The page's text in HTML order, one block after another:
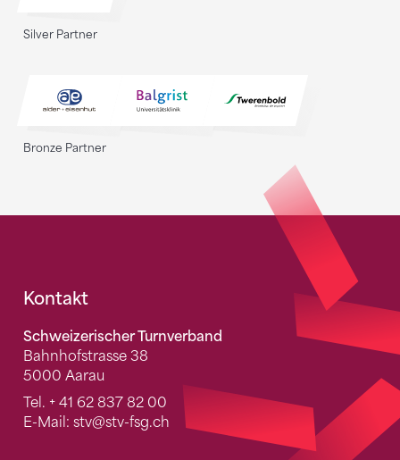
Silver Partner
Bronze Partner
Fusszeile
Kontakt
Schweizerischer Turnverband
Bahnhofstrasse 38
5000 Aarau
Tel. + 41 62 837 82 00
E-Mail: stv@stv-fsg.ch